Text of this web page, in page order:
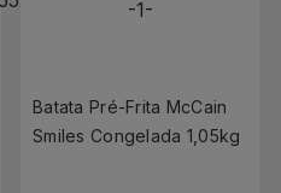
Batata Pré-Frita McCain
Smiles Congelada 1,05kg